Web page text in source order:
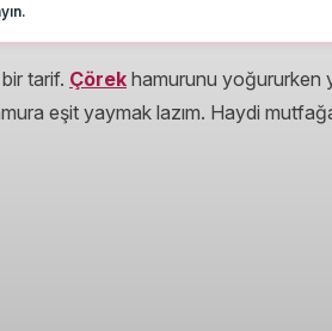
bir tarif. Çörek hamurunu yoğururken
eşit yaymak lazım. Haydi